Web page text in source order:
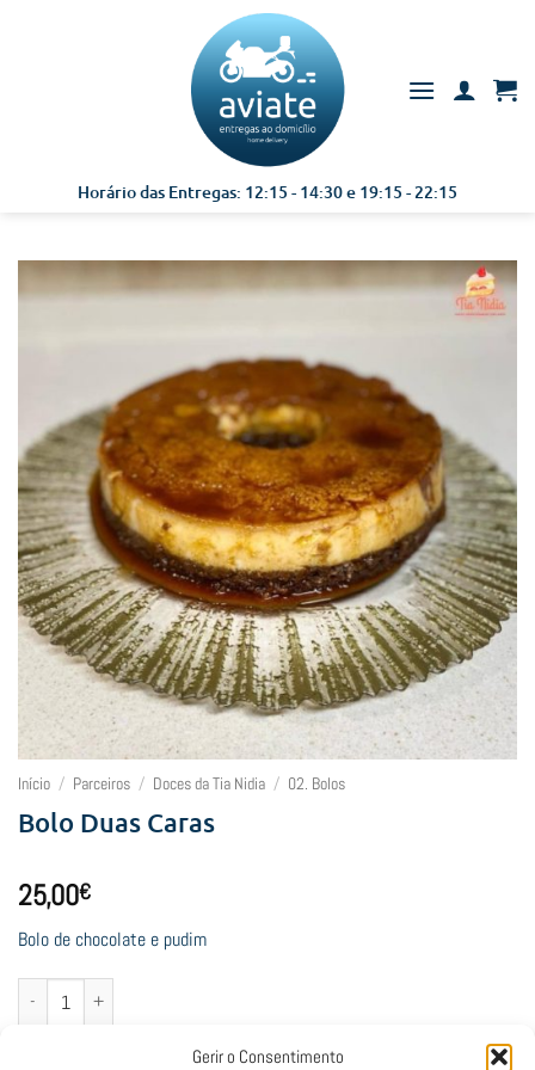
Gerir o Consentimento
Horário das Entregas: 12:15 - 14:30 e 19:15 - 22:15
Início / Parceiros / Doces da Tia Nidia / 02. Bolos
Bolo Duas Caras
25,00€
Bolo de chocolate e pudim
Quantidade de Bolo Duas Caras
Adicionar